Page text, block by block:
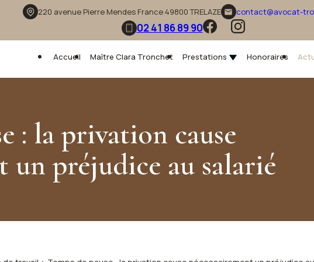
220 avenue Pierre Mendes France49800 TRELAZE email contact@avocat-
02 41 86 89 90
Accueil Maître Clara Tronchet Prestations Honoraires
: la privation cause
un préjudice au salarié